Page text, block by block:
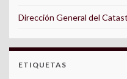
Dirección General del
ETIQUETAS